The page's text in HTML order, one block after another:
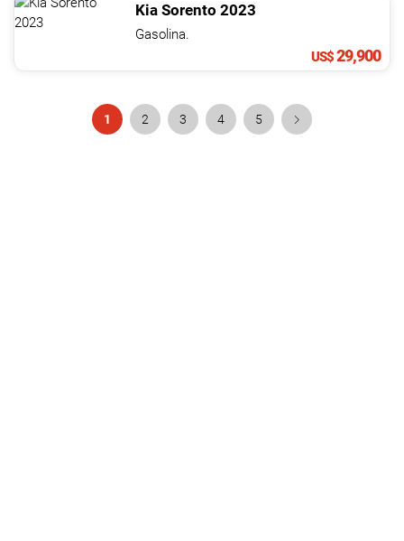
Kia Sorento 2023
Gasolina.
US$29,900
1 2 3 4 5